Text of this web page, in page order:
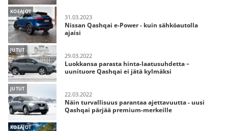
KOEAJOT
31.03.2023
Nissan Qashqai e-Power - kuin sähköautolla
ajaisi
JUTUT
29.03.2022
Luokkansa parasta hinta-laatusuhdetta –
uunituore Qashqai ei jätä kylmäksi
JUTUT
22.03.2022
Näin turvallisuus parantaa ajettavuutta - uusi
Qashqai pärjää premium-merkeille
KOEAJOT